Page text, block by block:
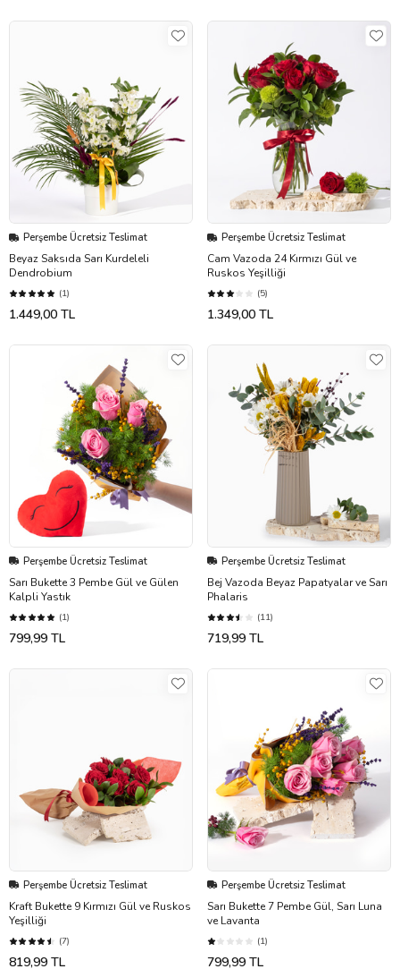
Perşembe Ücretsiz Teslimat
Beyaz Saksıda Sarı Kurdeleli
Dendrobium
(1)
1.449,00 TL
Perşembe Ücretsiz Teslimat
Cam Vazoda 24 Kırmızı Gül ve
Ruskos Yeşilliği
(5)
1.349,00 TL
Perşembe Ücretsiz Teslimat
Sarı Bukette 3 Pembe Gül ve Gülen
Kalpli Yastık
(1)
799,99 TL
Perşembe Ücretsiz Teslimat
Bej Vazoda Beyaz Papatyalar ve Sarı
Phalaris
(11)
719,99 TL
Perşembe Ücretsiz Teslimat
Kraft Bukette 9 Kırmızı Gül ve Ruskos
Yeşilliği
(7)
819,99 TL
Perşembe Ücretsiz Teslimat
Sarı Bukette 7 Pembe Gül, Sarı Luna
ve Lavanta
(1)
799,99 TL